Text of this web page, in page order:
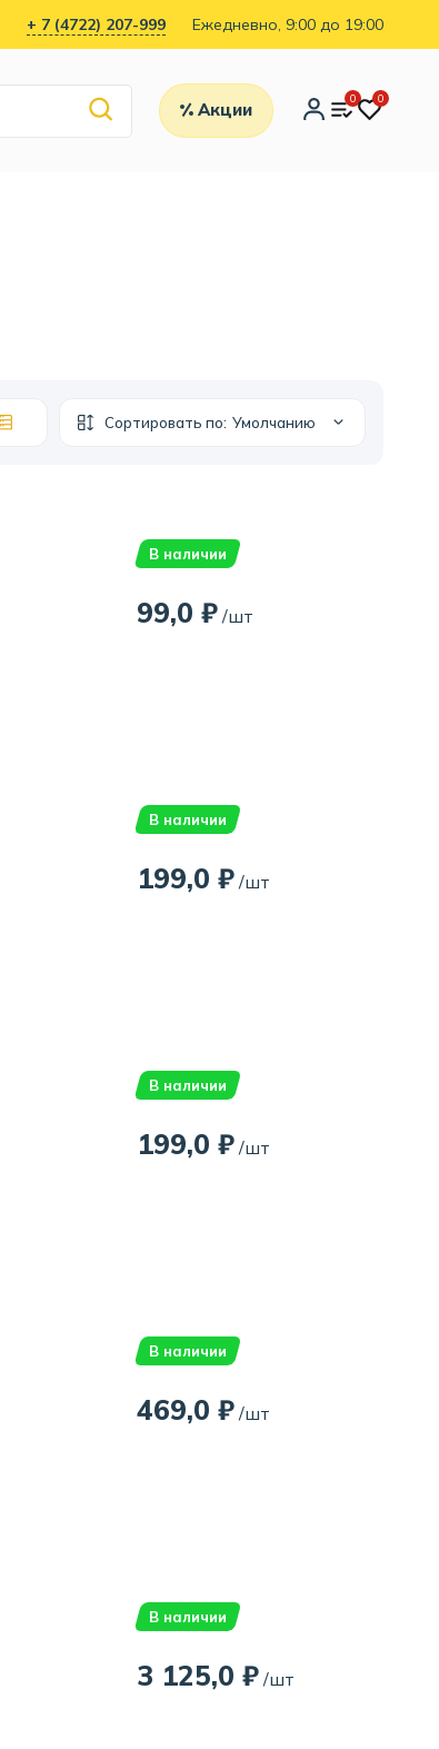
+ 7 (4722) 207-999 Ежедневно, 9:00 до 19:00
Акции
0 0
Сортировать по: Умолчанию
В наличии
99,0 ₽ /шт
В наличии
199,0 ₽ /шт
В наличии
199,0 ₽ /шт
В наличии
469,0 ₽ /шт
В наличии
3 125,0 ₽ /шт